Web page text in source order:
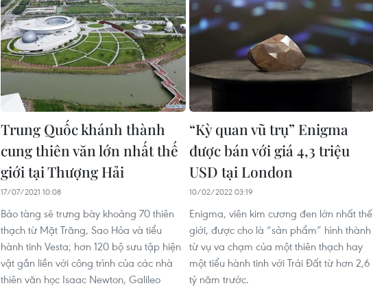
Trung Quốc khánh thành
cung thiên văn lớn nhất thế
giới tại Thượng Hải
17/07/2021 10:08
Bảo tàng sẽ trưng bày khoảng 70 thiên
thạch từ Mặt Trăng, Sao Hỏa và tiểu
hành tinh Vesta; hơn 120 bộ sưu tập hiện
vật gắn liền với công trình của các nhà
thiên văn học Isaac Newton, Galileo
“Kỳ quan vũ trụ” Enigma
được bán với giá 4,3 triệu
USD tại London
10/02/2022 03:19
Enigma, viên kim cương đen lớn nhất thế
giới, được cho là “sản phẩm” hình thành
từ vụ va chạm của một thiên thạch hay
một tiểu hành tinh với Trái Đất từ hơn 2,6
tỷ năm trước.